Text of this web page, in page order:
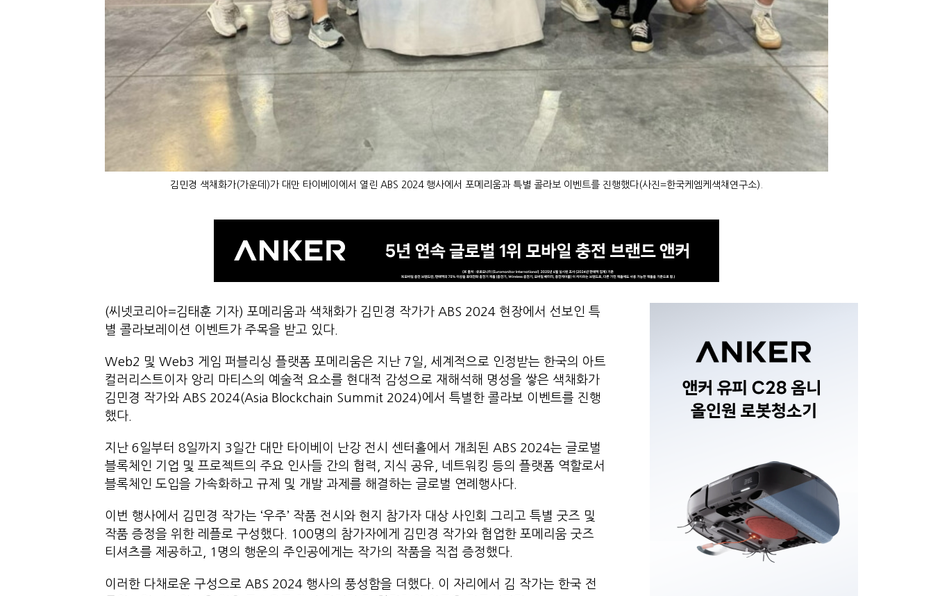
김민경 색채화가(가운데)가 대만 타이베이에서 열린 ABS 2024 행사에서 포메리움과 특별 콜라보 이벤트를 진행했다(사진=한국케엠케색채연구소).
(씨넷코리아=김태훈 기자) 포메리움과 색채화가 김민경 작가가 ABS 2024 현장에서 선보인 특
별 콜라보레이션 이벤트가 주목을 받고 있다.
Web2 및 Web3 게임 퍼블리싱 플랫폼 포메리움은 지난 7일, 세계적으로 인정받는 한국의 아트
컬러리스트이자 앙리 마티스의 예술적 요소를 현대적 감성으로 재해석해 명성을 쌓은 색채화가
김민경 작가와 ABS 2024(Asia Blockchain Summit 2024)에서 특별한 콜라보 이벤트를 진행
했다.
지난 6일부터 8일까지 3일간 대만 타이베이 난강 전시 센터홀에서 개최된 ABS 2024는 글로벌
블록체인 기업 및 프로젝트의 주요 인사들 간의 협력, 지식 공유, 네트워킹 등의 플랫폼 역할로서
블록체인 도입을 가속화하고 규제 및 개발 과제를 해결하는 글로벌 연례행사다.
이번 행사에서 김민경 작가는 ‘우주’ 작품 전시와 현지 참가자 대상 사인회 그리고 특별 굿즈 및
작품 증정을 위한 레플로 구성했다. 100명의 참가자에게 김민경 작가와 협업한 포메리움 굿즈
티셔츠를 제공하고, 1명의 행운의 주인공에게는 작가의 작품을 직접 증정했다.
이러한 다채로운 구성으로 ABS 2024 행사의 풍성함을 더했다. 이 자리에서 김 작가는 한국 전